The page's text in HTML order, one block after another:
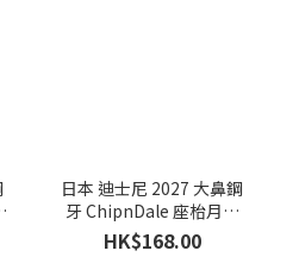
日本 迪士尼 2027 大鼻鋼
牙 ChipnDale 座枱月曆
(MV77)
HK$168.00